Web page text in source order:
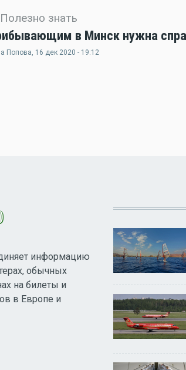
Полезно знать
в Минск нужна
Попова, 16 дек 2020 - 19:12
информацию
обычных
на билеты и
в Европе и